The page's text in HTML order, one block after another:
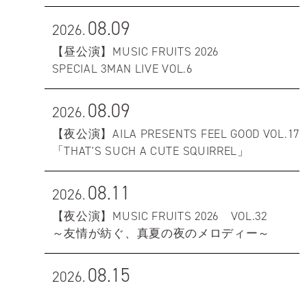
2026.08.09
【昼公演】MUSIC FRUITS 2026
SPECIAL 3MAN LIVE VOL.6
2026.08.09
【夜公演】AILA PRESENTS FEEL GOOD VOL.17
「THAT'S SUCH A CUTE SQUIRREL」
2026.08.11
【夜公演】MUSIC FRUITS 2026 VOL.32
～友情が紡ぐ、真夏の夜のメロディー～
2026.08.15